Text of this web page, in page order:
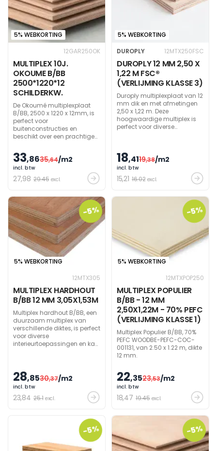
5% WEBKORTING
12GAR250OK
MULTIPLEX 10J.
OKOUME B/BB
2500*1220*12
SCHILDERKW.
De Okoumé multiplexplaat
B/BB, 2500 x 1220 x 12mm, is
perfect voor
buitenconstructies en
beschikt over een prachtige
zijn 10-jarige garantie!
33,8635,64/m2
incl. btw
27,98 29.45 excl.
5% WEBKORTING
DUROPLY
12MTX250FSC
DUROPLY 12 MM 2,50 X
1,22 M FSC®
(VERLIJMING KLASSE 3)
Duroply multiplexplaat van 12
mm dik en met afmetingen
2,50 x 1,22 m. Deze
hoogwaardige multiplex is
perfect voor diverse
geselecteerde
hardhoutsoorten en
18,4119,38/m2
incl. btw
15,21 16.02 excl.
-5%
5% WEBKORTING
12MTX305
MULTIPLEX HARDHOUT
B/BB 12 MM 3,05X1,53M
Multiplex hardhout B/BB, een
duurzaam multiplex van
verschillende diktes, is perfect
voor diverse
interieurtoepassingen en kan
verbonden kernen en
hoogwaardige oppervlakken
verzekeren de kwaliteit van
het product.
28,8530,37/m2
incl. btw
23,84 25.1 excl.
-5%
5% WEBKORTING
12MTXPOP250
MULTIPLEX POPULIER
B/BB - 12 MM
2,50X1,22M - 70% PEFC
(VERLIJMING KLASSE 1)
Multiplex Populier B/BB, 70%
PEFC WOODBE-PEFC-COC-
001131, van 2.50 x 1.22 m, dikte
12 mm.
22,3523,53/m2
incl. btw
18,47 19.45 excl.
-5% -5%